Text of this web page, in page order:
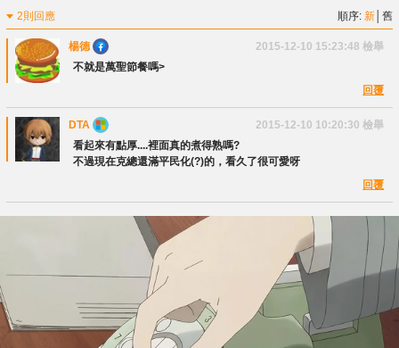
2則回應 順序:新 │舊
楊德 2015-12-10 15:23:48 檢舉
不就是萬聖節餐嗎>
回覆
DTA 2015-12-10 10:20:30 檢舉
看起來有點厚....裡面真的煮得熟嗎?
不過現在克總還滿平民化(?)的，看久了很可愛呀
回覆